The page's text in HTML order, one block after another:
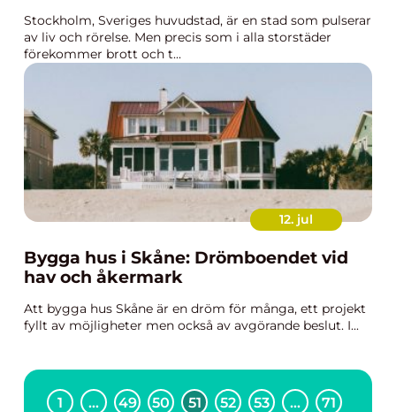
Stockholm, Sveriges huvudstad, är en stad som pulserar
av liv och rörelse. Men precis som i alla storstäder
förekommer brott och t...
12. jul
Bygga hus i Skåne: Drömboendet vid
hav och åkermark
Att bygga hus Skåne är en dröm för många, ett projekt
fyllt av möjligheter men också av avgörande beslut. I...
1 … 49 50 51 52 53 … 71